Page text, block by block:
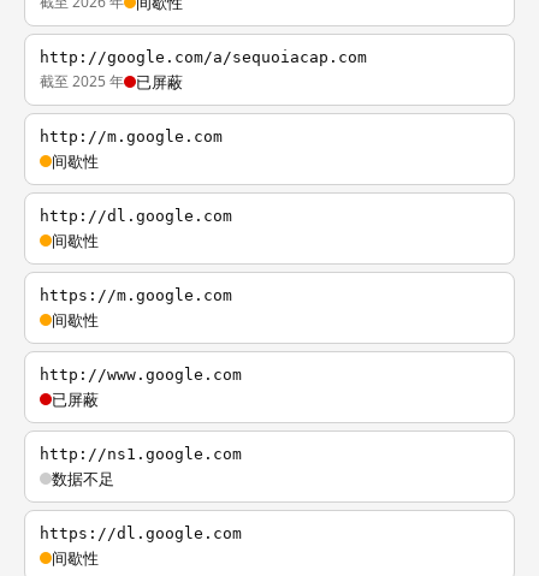
http://google.com/a/sequoiacap.com
截至 2025 年 已屏蔽
http://m.google.com
间歇性
http://dl.google.com
间歇性
https://m.google.com
间歇性
http://www.google.com
已屏蔽
http://ns1.google.com
数据不足
https://dl.google.com
间歇性